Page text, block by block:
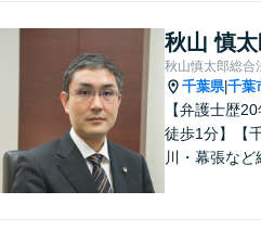
秋山 慎
秋山慎太郎総合
千葉県|千葉
【弁護士歴
徒歩1分】【
川・幕張など